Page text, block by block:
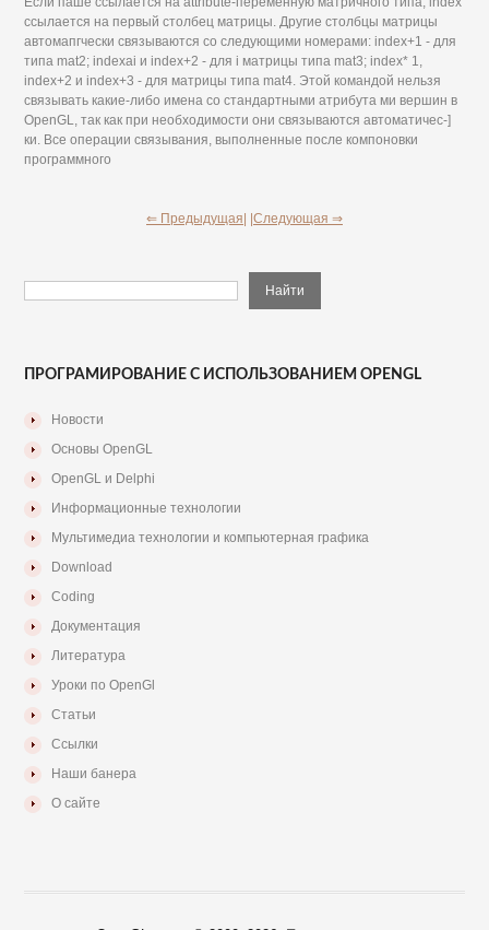
ссылается на первый столбец матрицы. Другие столбцы матрицы
автомапгчески связываются со следующими номерами: index+1 - для
типа mat2; indexai и index+2 - для i матрицы типа mat3; index* 1,
index+2 и index+3 - для матрицы типа mat4. Этой командой нельзя
связывать какие-либо имена со стандартными атрибута ми вершин в
OpenGL, так как при необходимости они связываются автоматичес-]
ки. Все операции связывания, выполненные после компоновки
программного
⇐ Предыдущая| |Следующая ⇒
ПРОГРАМИРОВАНИЕ С ИСПОЛЬЗОВАНИЕМ OPENGL
Новости
Основы OpenGL
OpenGL и Delphi
Информационные технологии
Мультимедиа технологии и компьютерная графика
Download
Coding
Документация
Литература
Уроки по OpenGl
Статьи
Ссылки
Наши банера
О сайте